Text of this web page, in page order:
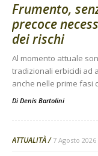
Frumento,
precoce
dei rischi
Al momento attuale
tradizionali erbicidi ad
anche nelle prime fasi
Di Denis Bartolini
ATTUALITÀ 7 Agosto 2026